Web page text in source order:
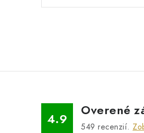
4.9
Overené
549 recenzií.